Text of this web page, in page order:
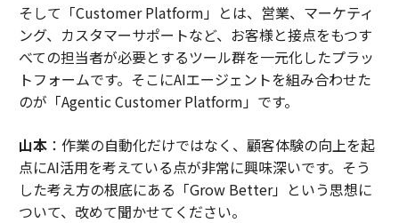
そして「Customer Platform」とは、営業、マーケティ
ング、カスタマーサポートなど、お客様と接点をもつす
べての担当者が必要とするツール群を一元化したプラッ
トフォームです。そこにAIエージェントを組み合わせた
のが「Agentic Customer Platform」です。
山本：作業の自動化だけではなく、顧客体験の向上を起
点にAI活用を考えている点が非常に興味深いです。そう
した考え方の根底にある「Grow Better」という思想に
ついて、改めて聞かせてください。